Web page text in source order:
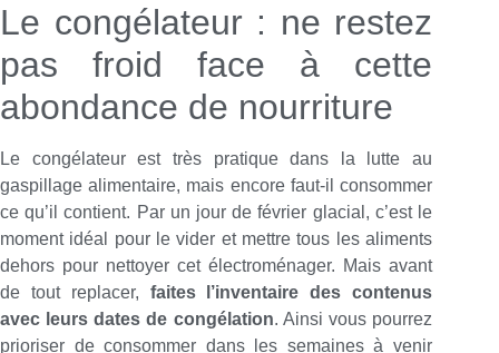
Le congélateur : ne restez
pas froid face à cette
abondance de nourriture
Le congélateur est très pratique dans la lutte au
gaspillage alimentaire, mais encore faut-il consommer
ce qu’il contient. Par un jour de février glacial, c’est le
moment idéal pour le vider et mettre tous les aliments
dehors pour nettoyer cet électroménager. Mais avant
de tout replacer, faites l’inventaire des contenus
avec leurs dates de congélation. Ainsi vous pourrez
prioriser de consommer dans les semaines à venir